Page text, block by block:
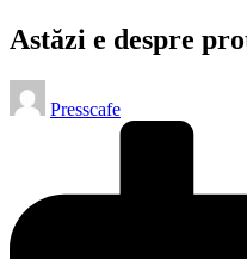
Astăzi e despre
Posted
by
Presscafe